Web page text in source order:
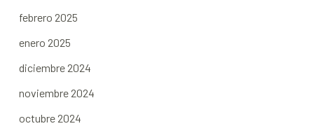
febrero 2025
enero 2025
diciembre 2024
noviembre 2024
octubre 2024